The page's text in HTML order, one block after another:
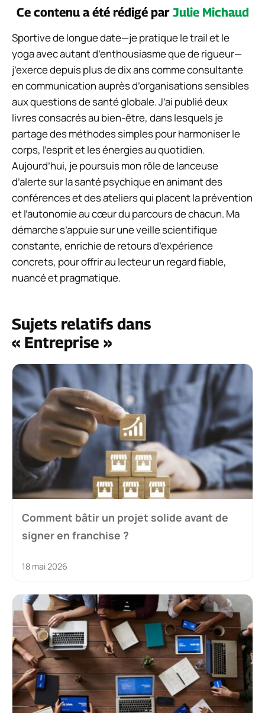
Ce contenu a été rédigé par Julie Michaud
Sportive de longue date—je pratique le trail et le
yoga avec autant d’enthousiasme que de rigueur—
j’exerce depuis plus de dix ans comme consultante
en communication auprès d’organisations sensibles
aux questions de santé globale. J’ai publié deux
livres consacrés au bien-être, dans lesquels je
partage des méthodes simples pour harmoniser le
corps, l’esprit et les énergies au quotidien.
Aujourd’hui, je poursuis mon rôle de lanceuse
d’alerte sur la santé psychique en animant des
conférences et des ateliers qui placent la prévention
et l’autonomie au cœur du parcours de chacun. Ma
démarche s’appuie sur une veille scientifique
constante, enrichie de retours d’expérience
concrets, pour offrir au lecteur un regard fiable,
nuancé et pragmatique.
Sujets relatifs dans
« Entreprise »
Comment bâtir un projet solide avant de
signer en franchise ?
18 mai 2026